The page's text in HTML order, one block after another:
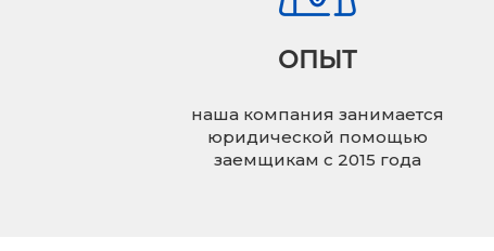
ОПЫТ
наша компания занимается
юридической помощью
заемщикам с 2015 года